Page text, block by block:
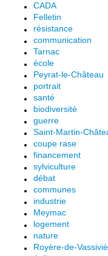
CADA
Felletin
résistance
communication
Tarnac
école
Peyrat-le-Château
portrait
santé
biodiversité
guerre
Saint-Martin-
coupe rase
financement
sylviculture
débat
communes
industrie
Meymac
logement
nature
Royère-de-